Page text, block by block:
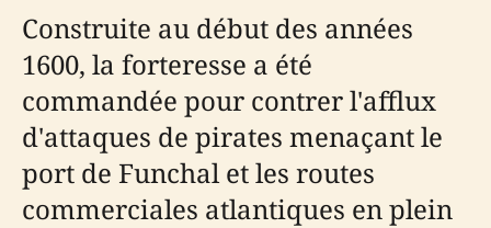
Construite au début des années
1600, la forteresse a été
commandée pour contrer l'afflux
d'attaques de pirates menaçant le
port de Funchal et les routes
commerciales atlantiques en plein